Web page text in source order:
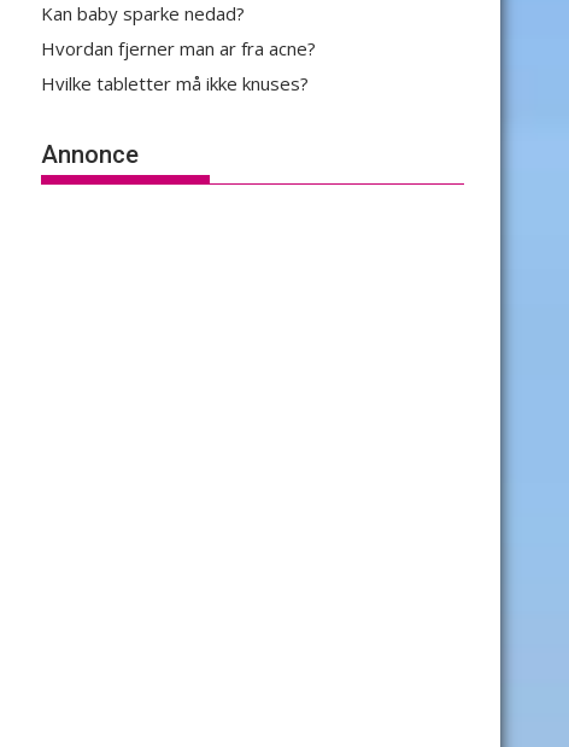
Kan baby sparke nedad?
Hvordan fjerner man ar fra acne?
Hvilke tabletter må ikke knuses?
Annonce